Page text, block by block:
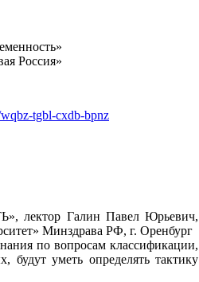
Россия»
tgbl-cxdb-bpnz
Галин Павел Юрьевич,
Минздрава РФ, г. Оренбург
по вопросам классификации,
будут уметь определять тактику